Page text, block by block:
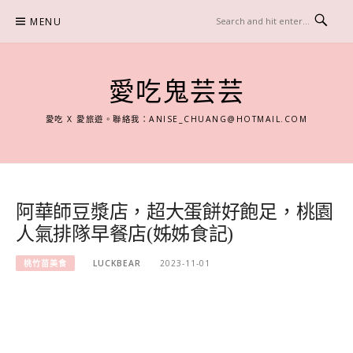
content
MENU
愛吃鬼芸芸
愛吃 X 愛旅遊。聯絡我：ANISE_CHUANG@HOTMAIL.COM
阿華師豆漿店，超大蛋餅好飽足，桃園
人氣排隊早餐店(姊姊食記)
桃竹苗美食 LUCKBEAR 2023-11-01